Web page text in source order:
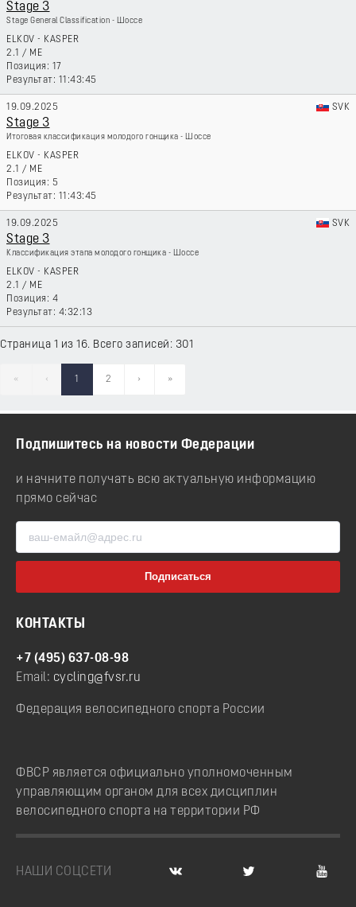
Stage 3
Stage General Classification - Шоссе
ELKOV - KASPER
2.1 / ME
17
11:43:45
19.09.2025 SVK
Stage 3
Итоговая классификация молодого гонщика - Шоссе
ELKOV - KASPER
2.1 / ME
5
11:43:45
19.09.2025 SVK
Stage 3
Классификация этапа молодого гонщика - Шоссе
ELKOV - KASPER
2.1 / ME
4
4:32:13
Страница 1 из 16. Всего записей: 301
« ‹ 1 2 › »
Подпишитесь на новости Федерации
и начните получать всю актуальную информацию
прямо сейчас
КОНТАКТЫ
+7 (495) 637-08-98
Email: cycling@fvsr.ru
Федерация велосипедного спорта России
ФВСР является официально уполномоченным
управляющим органом для всех дисциплин
велосипедного спорта на территории РФ
НАШИ СОЦСЕТИ